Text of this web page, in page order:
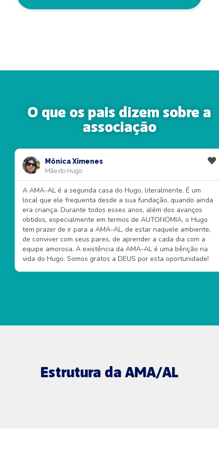
O que os pais dizem sobre a
associação
Mônica Ximenes
Mãe do Hugo
A AMA-AL é a segunda casa do Hugo, literalmente. É um
local que ele frequenta desde a sua fundação, quando ainda
era criança. Durante todos esses anos, além dos avanços
obtidos, especialmente em termos de AUTONOMIA, o Hugo
tem prazer de ir para a AMA-AL, de estar naquele ambiente,
de conviver com seus pares, de aprender a cada dia com a
equipe amorosa. A existência da AMA-AL é uma bênção na
vida do Hugo. Somos gratos a DEUS por esta oportunidade!
Estrutura da AMA/AL